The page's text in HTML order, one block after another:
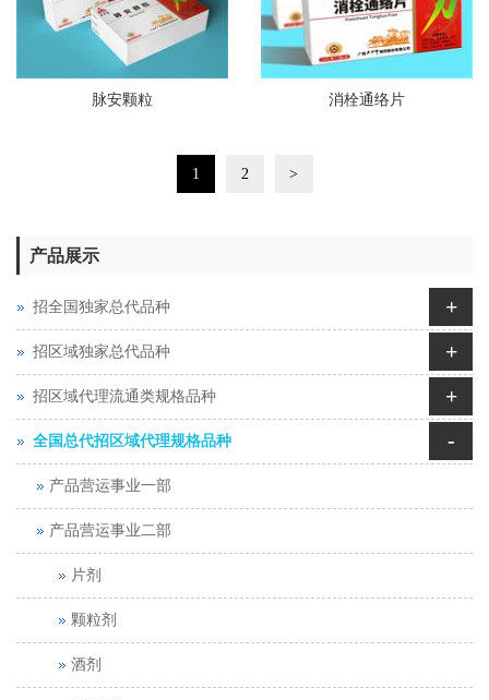
脉安颗粒 消栓通络片
1 2 >
产品展示
招全国独家总代品种 +
招区域独家总代品种 +
招区域代理流通类规格品种 +
全国总代招区域代理规格品种 -
产品营运事业一部
产品营运事业二部
片剂
颗粒剂
酒剂